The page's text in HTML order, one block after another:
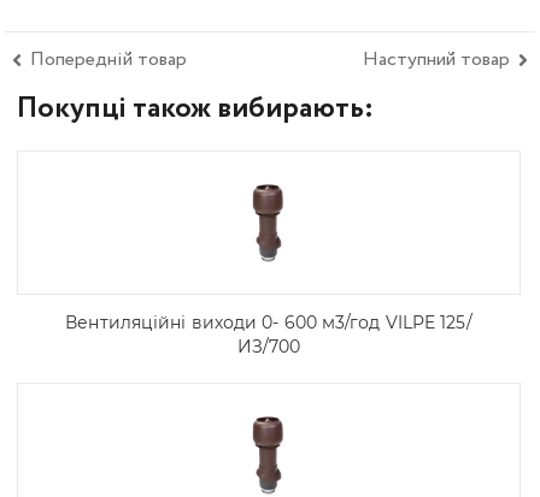
Попередній товар Наступний товар
Покупці також вибирають:
Вентиляційні виходи 0- 600 м3/год VILPE 125/
ИЗ/700